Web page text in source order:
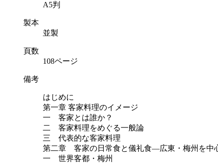
A5判
製本
並製
頁数
108ページ
備考
はじめに
第一章 客家料理のイメージ
一 客家とは誰か？
二 客家料理をめぐる一般論
三 代表的な客家料理
第二章 客家の日常食と儀礼食―広東・梅州を中
一 世界客都・梅州